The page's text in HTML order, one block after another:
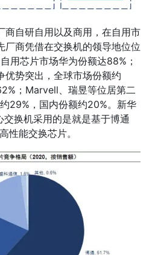
商自研自用以及商用，在自用市
厂商凭借在交换机的领导地位位
用芯片市场华为份额达88%；
优势突出，全球市场份额约
；Marvell、瑞昱等位居第二
29%，国内份额约20%。新华
换机采用的是就是基于博通
性能交换芯片。